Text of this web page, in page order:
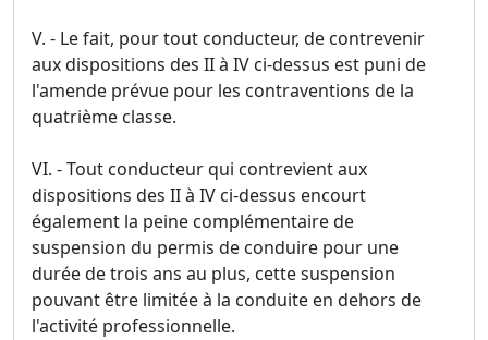
V. - Le fait, pour tout conducteur, de contrevenir
aux dispositions des II à IV ci-dessus est puni de
l'amende prévue pour les contraventions de la
quatrième classe.
VI. - Tout conducteur qui contrevient aux
dispositions des II à IV ci-dessus encourt
également la peine complémentaire de
suspension du permis de conduire pour une
durée de trois ans au plus, cette suspension
pouvant être limitée à la conduite en dehors de
l'activité professionnelle.